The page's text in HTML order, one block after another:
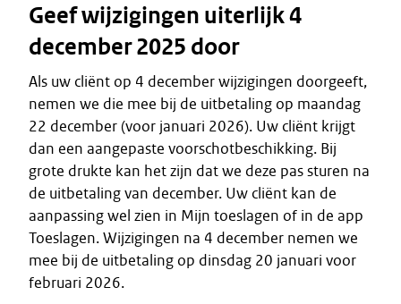
Geef wijzigingen uiterlijk 4
december 2025 door
Als uw cliënt op 4 december wijzigingen doorgeeft,
nemen we die mee bij de uitbetaling op maandag
22 december (voor januari 2026). Uw cliënt krijgt
dan een aangepaste voorschotbeschikking. Bij
grote drukte kan het zijn dat we deze pas sturen na
de uitbetaling van december. Uw cliënt kan de
aanpassing wel zien in Mijn toeslagen of in de app
Toeslagen. Wijzigingen na 4 december nemen we
mee bij de uitbetaling op dinsdag 20 januari voor
februari 2026.